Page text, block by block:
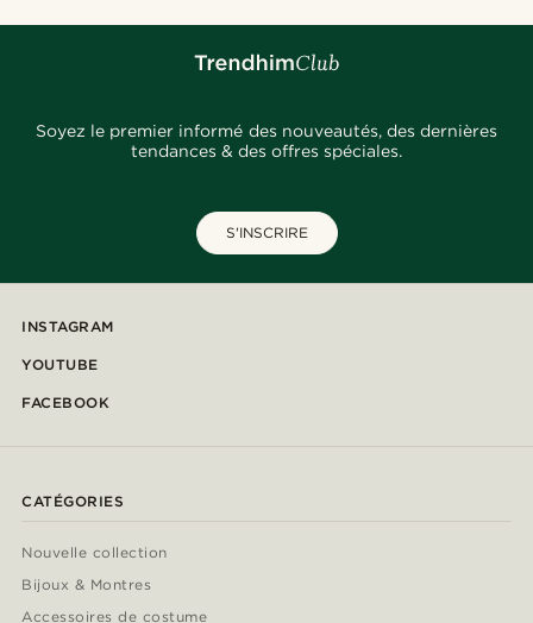
Soyez le premier informé des nouveautés, des dernières
tendances & des offres spéciales.
S'INSCRIRE
INSTAGRAM
YOUTUBE
FACEBOOK
CATÉGORIES
Nouvelle collection
Bijoux & Montres
Accessoires de costume